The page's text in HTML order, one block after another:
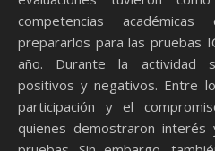
competencias
prepararlos para las pruebas
año. Durante la actividad
positivos y negativos. Entre
participación y el
quienes demostraron